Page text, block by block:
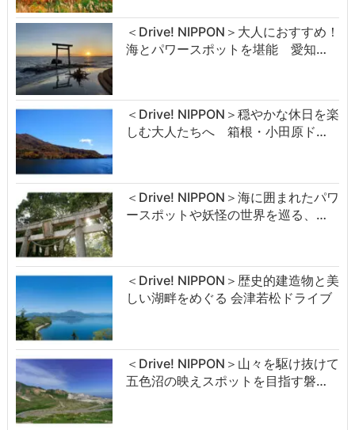
＜Drive! NIPPON＞大人におすすめ！
海とパワースポットを堪能 愛知…
＜Drive! NIPPON＞穏やかな休日を楽
しむ大人たちへ 箱根・小田原ド…
＜Drive! NIPPON＞海に囲まれたパワ
ースポットや妖怪の世界を巡る、…
＜Drive! NIPPON＞歴史的建造物と美
しい湖畔をめぐる 会津若松ドライブ
＜Drive! NIPPON＞山々を駆け抜けて
五色沼の映えスポットを目指す磐…